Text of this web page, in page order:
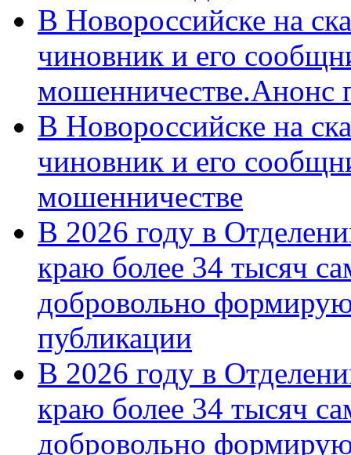
В Новороссийске на
чиновник и его
мошенничестве.Анонс
В Новороссийске на
чиновник и его
мошенничестве
В 2026 году в
краю более 34 тысяч
добровольно
публикации
В 2026 году в
краю более 34 тысяч
добровольно